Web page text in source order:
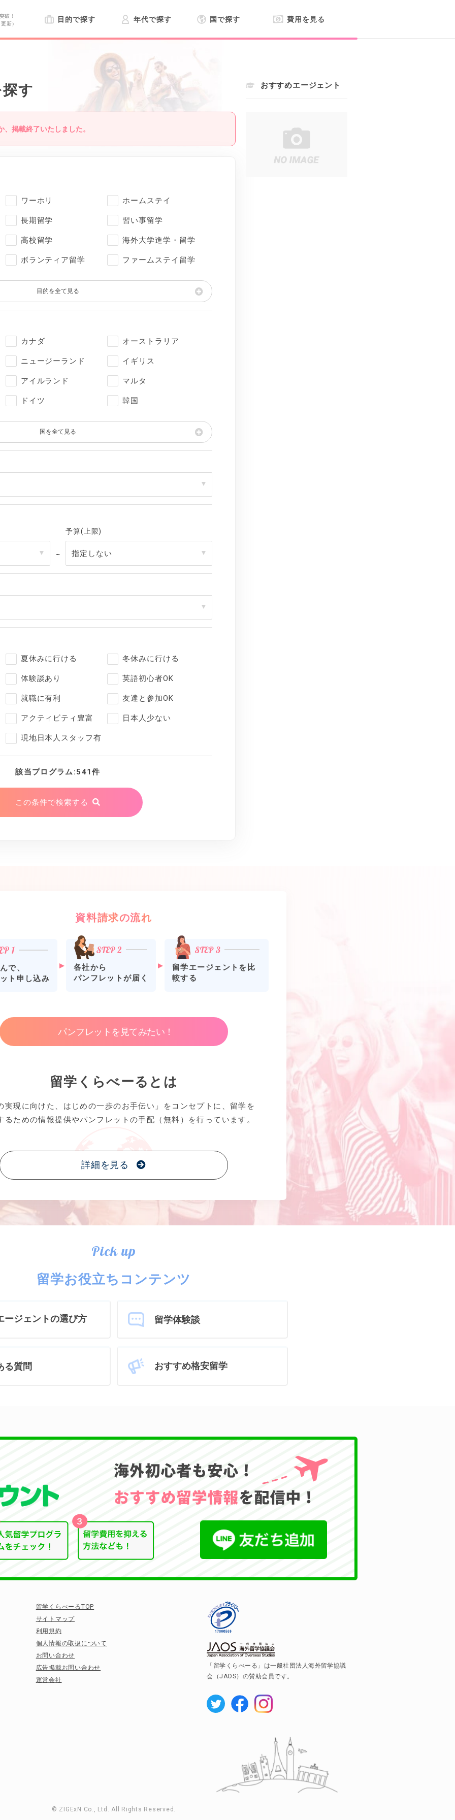
破！
新）
目的で探す 年代で探す 国で探す 費用を見る
す
掲載終了いたしました。
ワーホリ ホームステイ
長期留学 習い事留学
高校留学 海外大学進学・留学
ボランティア留学 ファームステイ留学
目的を全て見る
カナダ オーストラリア
ニュージーランド イギリス
アイルランド マルタ
ドイツ 韓国
国を全て見る
～
予算(上限)
夏休みに行ける 冬休みに行ける
体験談あり 英語初心者OK
就職に有利 友達と参加OK
アクティビティ豊富 日本人少ない
現地日本人スタッフ有
該当プログラム:541件
この条件で検索する
おすすめエージェント
資料請求の流れ
で、
ト申し込み
各社から
パンフレットが届く
留学エージェントを比
較する
パンフレットを見てみたい！
留学くらべーるとは
実現に向けた、はじめの一歩のお手伝い」をコンセプトに、留学を
るための情報提供やパンフレットの手配（無料）を行っています。
詳細を見る
Pick up
留学お役立ちコンテンツ
ージェントの選び方 留学体験談
る質問 おすすめ格安留学
留学くらべーるTOP
サイトマップ
利用規約
個人情報の取扱について
お問い合わせ
広告掲載お問い合わせ
運営会社
「留学くらべーる」は一般社団法人海外留学協議
会（JAOS）の賛助会員です。
© ZIGExN Co., Ltd. All Rights Reserved.